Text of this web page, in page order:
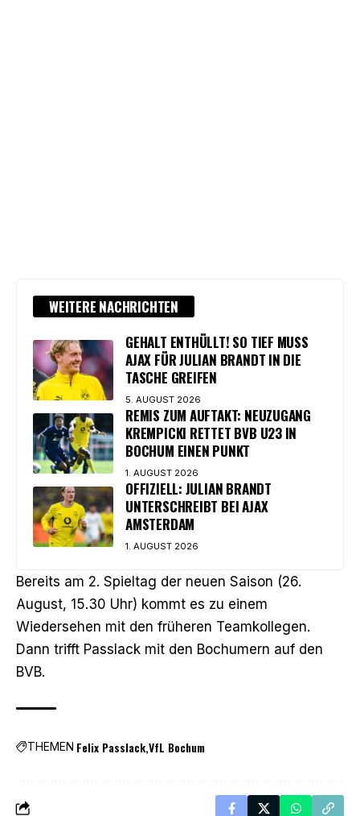
WEITERE NACHRICHTEN
GEHALT ENTHÜLLT! SO TIEF MUSS
AJAX FÜR JULIAN BRANDT IN DIE
TASCHE GREIFEN
5. AUGUST 2026
REMIS ZUM AUFTAKT: NEUZUGANG
KREMPICKI RETTET BVB U23 IN
BOCHUM EINEN PUNKT
1. AUGUST 2026
OFFIZIELL: JULIAN BRANDT
UNTERSCHREIBT BEI AJAX
AMSTERDAM
1. AUGUST 2026
Bereits am 2. Spieltag der neuen Saison (26.
August, 15.30 Uhr) kommt es zu einem
Wiedersehen mit den früheren Teamkollegen.
Dann trifft Passlack mit den Bochumern auf den
BVB.
THEMEN Felix PasslackVfL Bochum